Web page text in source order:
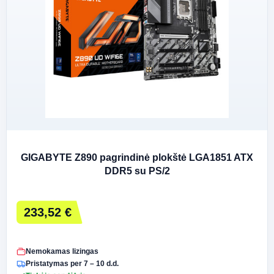
GIGABYTE Z890 pagrindinė plokštė LGA1851 ATX
DDR5 su PS/2
233,52 €
Nemokamas lizingas
Pristatymas per 7 – 10 d.d.